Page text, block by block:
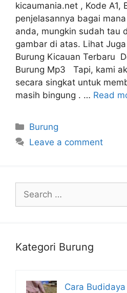
kicaumania.net , Kode A1,
penjelasannya bagai
anda, mungkin sudah tau
gambar di atas. Lihat
Burung Kicauan Terbaru
Burung Mp3 Tapi, kami
secara singkat untuk
masih bingung . … Read
Categories
Burung
Leave a comment
Search
for:
Kategori Burung
Cara